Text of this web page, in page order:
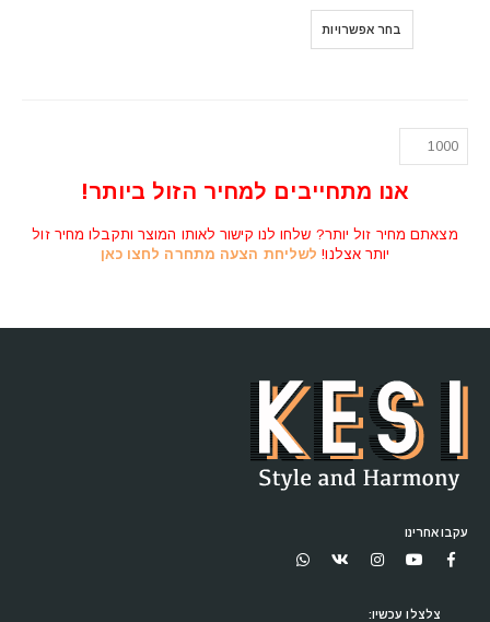
בחר אפשרויות
אנו מתחייבים למחיר הזול ביותר!
מצאתם מחיר זול יותר? שלחו לנו קישור לאותו המוצר ותקבלו מחיר זול
יותר אצלנו! לשליחת הצעה מתחרה לחצו כאן
עקבו אחרינו
צלצלו עכשיו: